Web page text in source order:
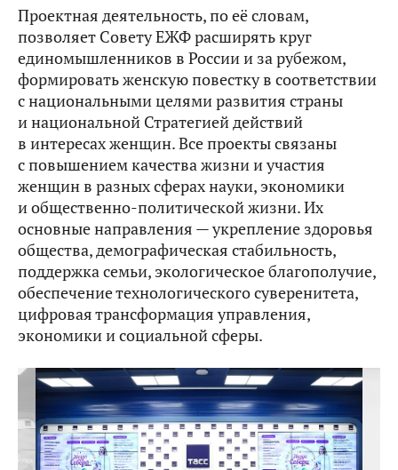
Проектная деятельность, по её словам,
позволяет Совету ЕЖФ расширять круг
единомышленников в России и за рубежом,
формировать женскую повестку в соответствии
с национальными целями развития страны
и национальной Стратегией действий
в интересах женщин. Все проекты связаны
с повышением качества жизни и участия
женщин в разных сферах науки, экономики
и общественно-политической жизни. Их
основные направления — укрепление здоровья
общества, демографическая стабильность,
поддержка семьи, экологическое благополучие,
обеспечение технологического суверенитета,
цифровая трансформация управления,
экономики и социальной сферы.